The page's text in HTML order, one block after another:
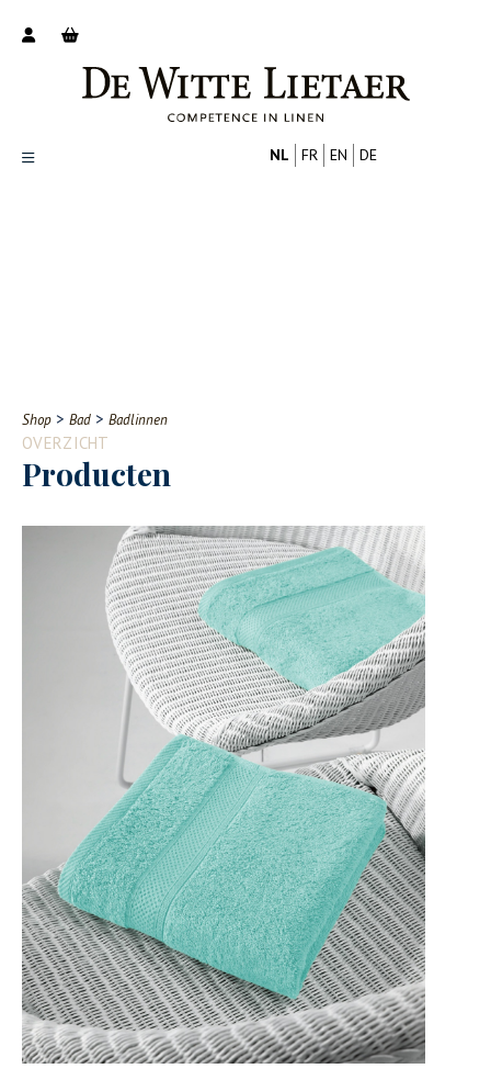
Contact
NL FR EN DE
Shop > Bad > Badlinnen
OVERZICHT
Producten